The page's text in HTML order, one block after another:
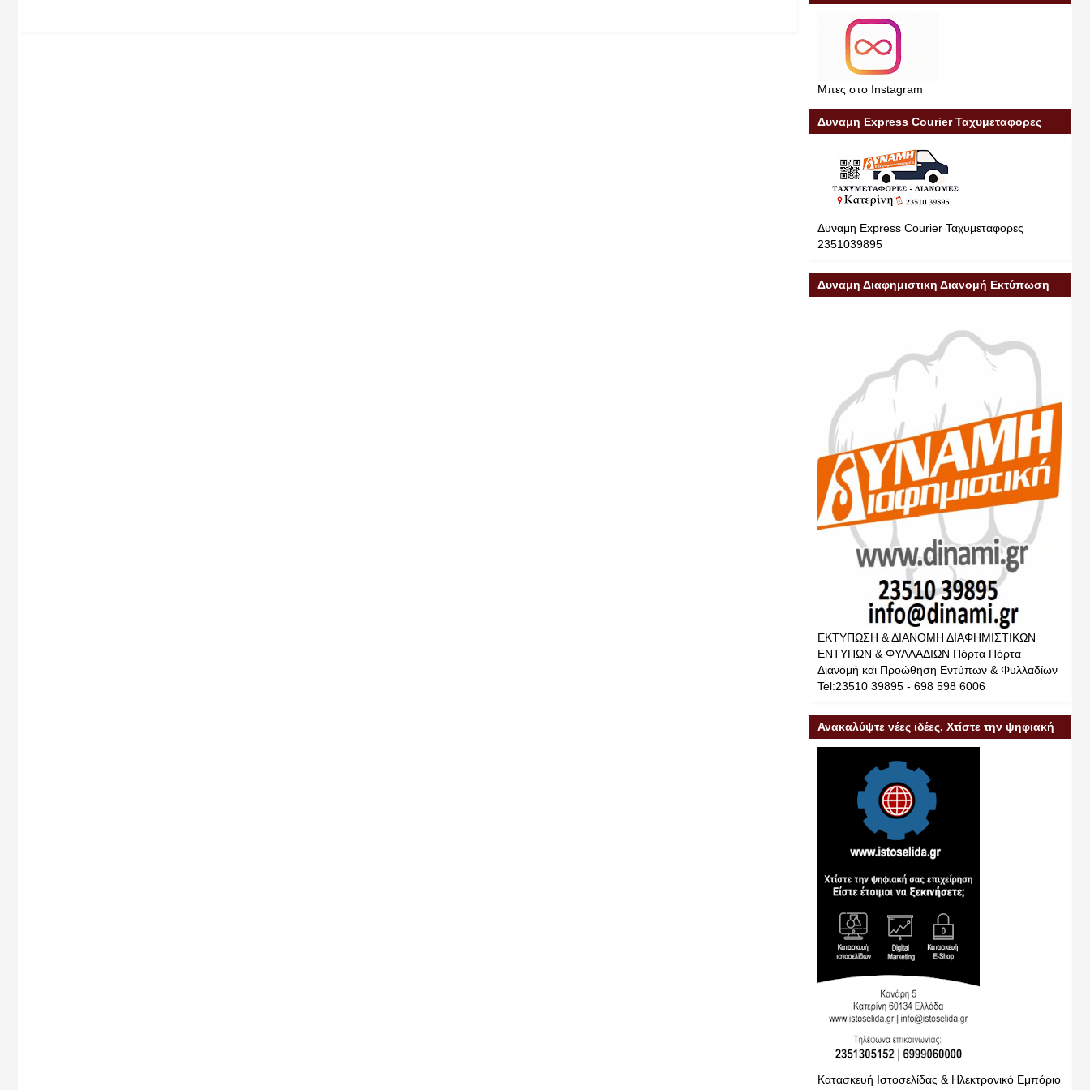
Μπες στο Instagram
Δυναμη Express Courier Ταχυμεταφορες
Δυναμη Express Courier Ταχυμεταφορες
2351039895
Δυναμη Διαφημιστικη Διανομή Εκτύπωση
ΕΚΤΥΠΩΣΗ & ΔΙΑΝΟΜΗ ΔΙΑΦΗΜΙΣΤΙΚΩΝ
ΕΝΤΥΠΩΝ & ΦΥΛΛΑΔΙΩΝ Πόρτα Πόρτα
Διανομή και Προώθηση Εντύπων & Φυλλαδίων
Tel:23510 39895 - 698 598 6006
Ανακαλύψτε νέες ιδέες. Χτίστε την ψηφιακή
σας επιχείρηση
Κατασκευή Ιστοσελίδας & Ηλεκτρονικό Εμπόριο